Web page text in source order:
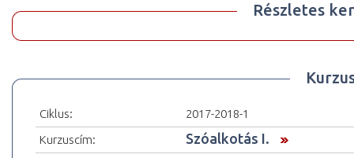
Részletes
Ciklus:
2017-2018-1
Kurzuscím:
Szóalkotás I.